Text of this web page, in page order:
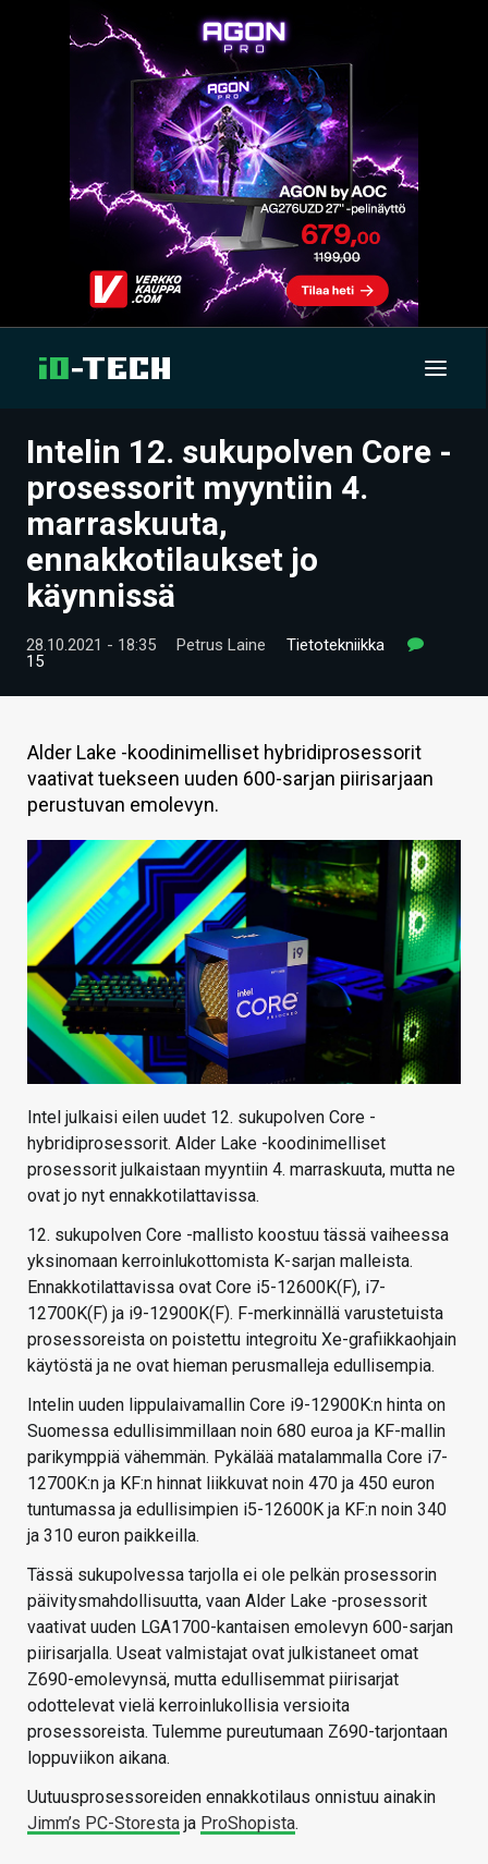
UUTISET
ARTIKKELIT
VIDEOT
TECHBBS
TIETOA
HINTA.FI
KAUPPA
VAIHDA TEEMA
HAKU
Intelin 12. sukupolven Core -
prosessorit myyntiin 4.
marraskuuta,
ennakkotilaukset jo
käynnissä
28.10.2021 - 18:35 Petrus Laine
Tietotekniikka
15
Alder Lake -koodinimelliset hybridiprosessorit
vaativat tuekseen uuden 600-sarjan piirisarjaan
perustuvan emolevyn.
Intel julkaisi eilen uudet 12. sukupolven Core -
hybridiprosessorit. Alder Lake -koodinimelliset
prosessorit julkaistaan myyntiin 4. marraskuuta, mutta ne
ovat jo nyt ennakkotilattavissa.
12. sukupolven Core -mallisto koostuu tässä vaiheessa
yksinomaan kerroinlukottomista K-sarjan malleista.
Ennakkotilattavissa ovat Core i5-12600K(F), i7-
12700K(F) ja i9-12900K(F). F-merkinnällä varustetuista
prosessoreista on poistettu integroitu Xe-grafiikkaohjain
käytöstä ja ne ovat hieman perusmalleja edullisempia.
Intelin uuden lippulaivamallin Core i9-12900K:n hinta on
Suomessa edullisimmillaan noin 680 euroa ja KF-mallin
parikymppiä vähemmän. Pykälää matalammalla Core i7-
12700K:n ja KF:n hinnat liikkuvat noin 470 ja 450 euron
tuntumassa ja edullisimpien i5-12600K ja KF:n noin 340
ja 310 euron paikkeilla.
Tässä sukupolvessa tarjolla ei ole pelkän prosessorin
päivitysmahdollisuutta, vaan Alder Lake -prosessorit
vaativat uuden LGA1700-kantaisen emolevyn 600-sarjan
piirisarjalla. Useat valmistajat ovat julkistaneet omat
Z690-emolevynsä, mutta edullisemmat piirisarjat
odottelevat vielä kerroinlukollisia versioita
prosessoreista. Tulemme pureutumaan Z690-tarjontaan
loppuviikon aikana.
Uutuusprosessoreiden ennakkotilaus onnistuu ainakin
Jimm’s PC-Storesta ja ProShopista.